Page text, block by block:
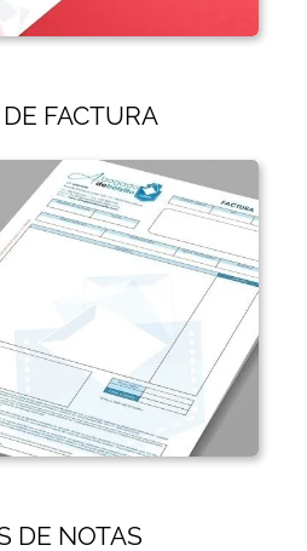
FACTURA
DE NOTAS